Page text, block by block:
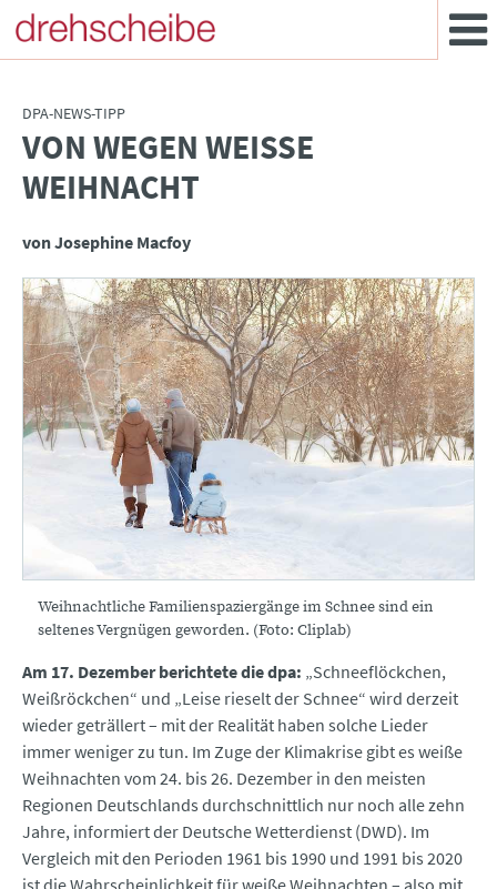
DPA-NEWS-TIPP
:VON WEGEN WEISSE W
EIHNACHT
von Josephine Macfoy
Weihnachtliche Familienspaziergänge im Schnee sind ein
seltenes Vergnügen geworden. (Foto: Cliplab)
Am 17. Dezember berichtete die dpa: „Schneeflöckchen,
Weißröckchen“ und „Leise rieselt der Schnee“ wird derzeit
wieder geträllert – mit der Realität haben solche Lieder
immer weniger zu tun. Im Zuge der Klimakrise gibt es weiße
Weihnachten vom 24. bis 26. Dezember in den meisten
Regionen Deutschlands durchschnittlich nur noch alle zehn
Jahre, informiert der Deutsche Wetterdienst (DWD). Im
Vergleich mit den Perioden 1961 bis 1990 und 1991 bis 2020
ist die Wahrscheinlichkeit für weiße Weihnachten – also mit